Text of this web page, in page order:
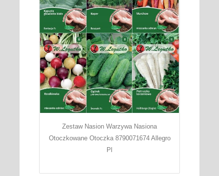
Zestaw Nasion Warzywa Nasiona
Otoczkowane Otoczka 8790071674 Allegro
Pl